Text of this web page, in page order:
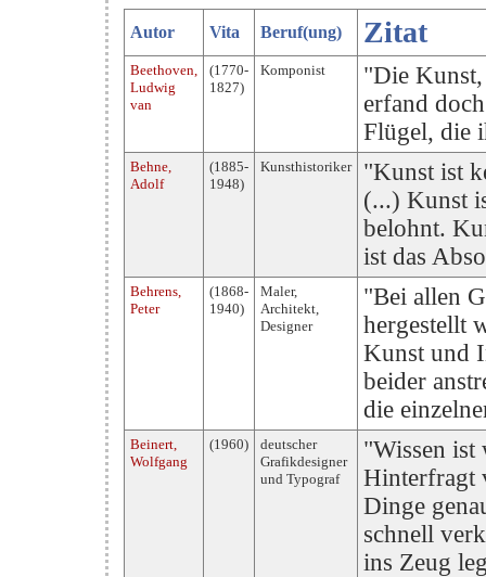
Autor Vita Beruf(ung) Zitat
Beethoven,
Ludwig
van
(1770-
1827)
Komponist
"Die
erfand
Flügel, die
Behne,
Adolf
(1885-
1948)
Kunsthistoriker
"Kunst ist
(...) Kunst
belohnt.
ist das
Behrens,
Peter
(1868-
1940)
Maler,
Architekt,
Designer
"Bei allen
hergestellt
Kunst und
beider
die
Beinert,
Wolfgang
(1960)
deutscher
Grafikdesigner
und Typograf
"Wissen
Hinterfragt
Dinge
schnell
ins Zeug